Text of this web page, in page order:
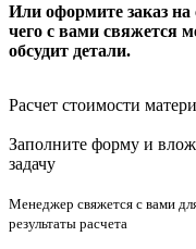
Или оформите заказ на
чего с вами свяжется
обсудит детали.
Расчет стоимости
Заполните форму и
задачу
Менеджер свяжется с вами
результаты расчета